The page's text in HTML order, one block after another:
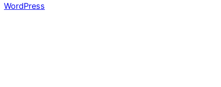
WordPress